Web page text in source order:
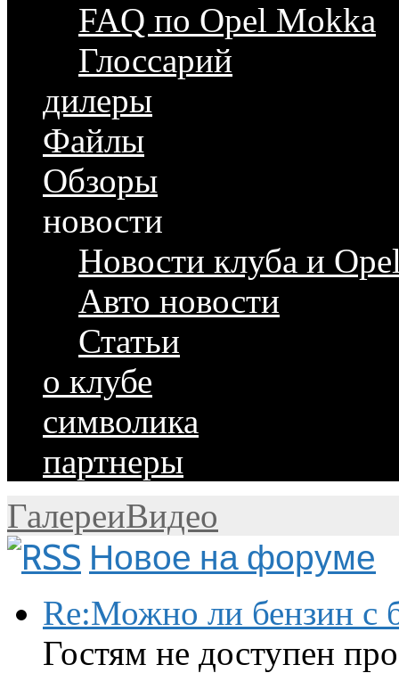
FAQ по Opel Mokka
Глоссарий
дилеры
Файлы
Обзоры
новости
Новости клуба и
Авто новости
Статьи
о клубе
символика
партнеры
ГалереиВидео
Новое на форуме
Re:Можно ли бензин с
Гостям не доступен